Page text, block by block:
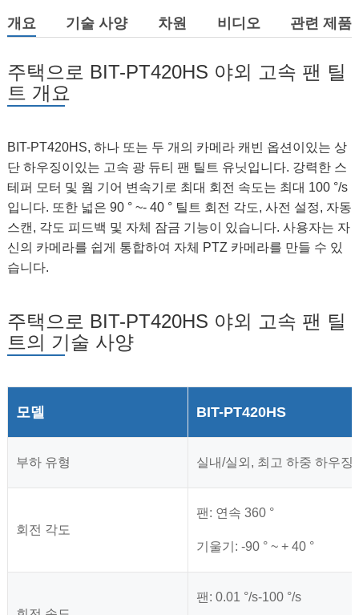
개요 기술 사양 차원 비디오 관련 제품
주택으로 BIT-PT420HS 야외 고속 팬 틸
트 개요
BIT-PT420HS, 하나 또는 두 개의 카메라 캐빈 옵션이있는 상
단 하우징이있는 고속 광 듀티 팬 틸트 유닛입니다. 강력한 스
테퍼 모터 및 웜 기어 변속기로 최대 회전 속도는 최대 100 °/s
입니다. 또한 넓은 90 ° ~- 40 ° 틸트 회전 각도, 사전 설정, 자동
스캔, 각도 피드백 및 자체 잠금 기능이 있습니다. 사용자는 자
신의 카메라를 쉽게 통합하여 자체 PTZ 카메라를 만들 수 있
습니다.
주택으로 BIT-PT420HS 야외 고속 팬 틸
트의 기술 사양
모델 BIT-PT420HS
부하 유형 실내/실외, 최고 하중 하우징
회전 각도
팬: 연속 360 °
기울기: -90 ° ~ + 40 °
팬: 0.01 °/s-100 °/s